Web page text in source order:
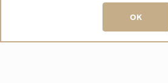
пн-вс 10:00 - 19:00
E-mail:
info@baza-
OK